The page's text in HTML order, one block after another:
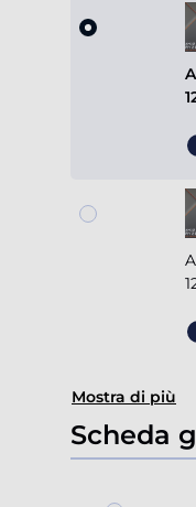
Mostra di più
Scheda